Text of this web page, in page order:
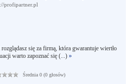
profipartner.pl
się za firmą, która gwarantuje wiertło
warto zapoznać się (...) »
Średnia 0 (0 głosów)